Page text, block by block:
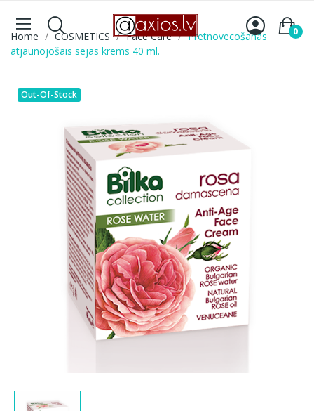
0
Home COSMETICS Face Care
Pretnovecošanās
atjaunojošais sejas krēms 40 ml.
Out-Of-Stock